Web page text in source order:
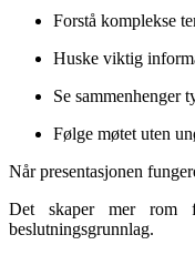
Forstå komplekse
Huske viktig
Se sammenhenger
Følge møtet uten
Når presentasjonen
Det skaper mer rom
beslutningsgrunnlag.